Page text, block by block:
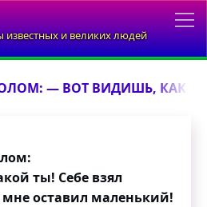
и великих людей
— ВОТ ВИДИШЬ,
ты! Себе взял
оставил маленький!